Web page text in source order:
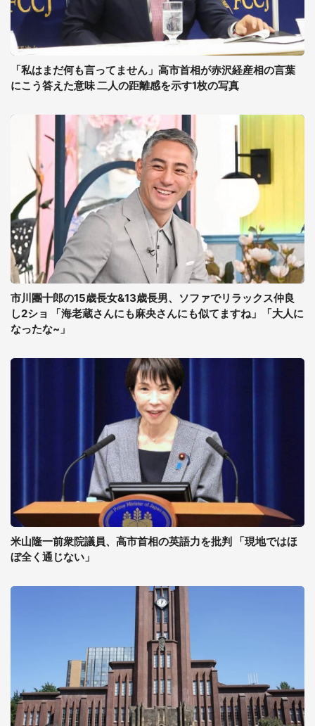
「私はまだ何も言ってません」高市首相が赤沢経産相の言葉
にこう答えた意味 二人の距離感を示す1枚の写真
市川團十郎の15歳長女&13歳長男、ソファでリラックス仲良
し2ショ 「海老蔵さんにも麻央さんにも似てますね」「大人に
なったな~」
米山隆一前衆院議員、高市首相の英語力を批判 「現地ではほ
ぼ全く通じない」